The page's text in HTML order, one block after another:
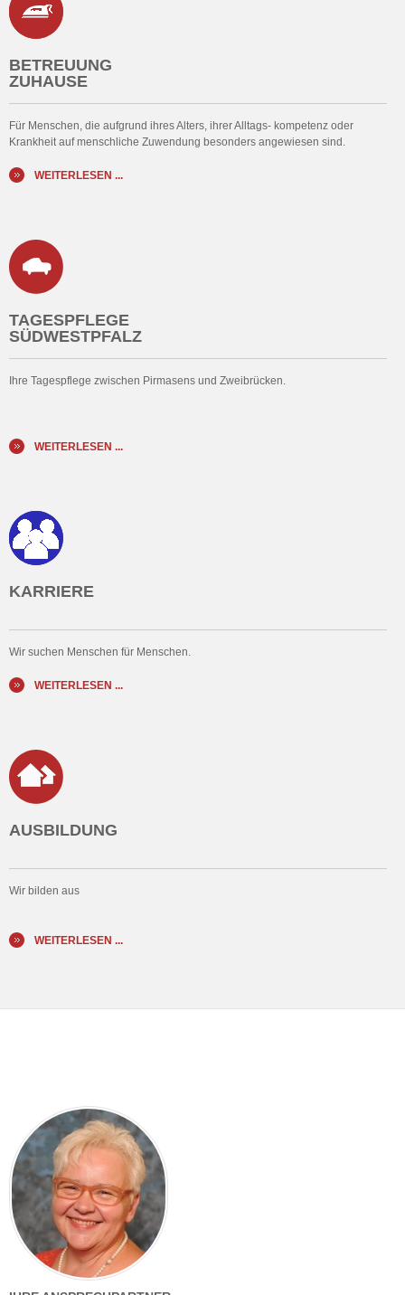
BETREUUNG
ZUHAUSE
Für Menschen, die aufgrund ihres Alters, ihrer Alltags- kompetenz oder
Krankheit auf menschliche Zuwendung besonders angewiesen sind.
WEITERLESEN ...
TAGESPFLEGE
SÜDWESTPFALZ
Ihre Tagespflege zwischen Pirmasens und Zweibrücken.
WEITERLESEN ...
KARRIERE
Wir suchen Menschen für Menschen.
WEITERLESEN ...
AUSBILDUNG
Wir bilden aus
WEITERLESEN ...